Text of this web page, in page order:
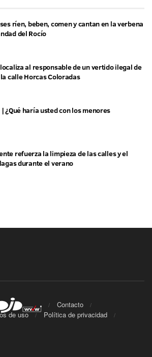
ríen, beben, comen y cantan en la verbena
del Rocío
al responsable de un vertido ilegal de
calle Horcas Coloradas
| ¿Qué haría usted con los menores
refuerza la limpieza de las calles y el
durante el verano
Contacto
de uso
Política de privacidad